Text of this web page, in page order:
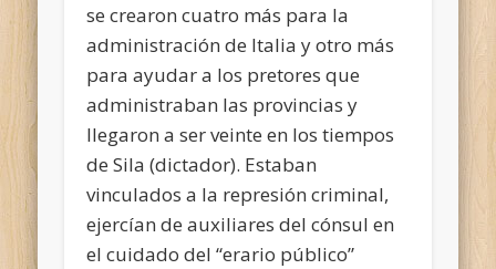
se crearon cuatro más para la
administración de Italia y otro más
para ayudar a los pretores que
administraban las provincias y
llegaron a ser veinte en los tiempos
de Sila (dictador). Estaban
vinculados a la represión criminal,
ejercían de auxiliares del cónsul en
el cuidado del “erario público”